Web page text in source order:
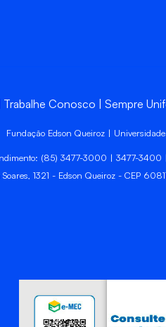
Trabalhe Conosco Sempre
Fundação Edson Queiroz |
(85) 3477-3000 | 3477-
1321 - Edson Queiroz - CEP